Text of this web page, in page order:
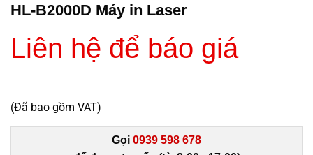
HL-B2000D Máy in Laser
Liên hệ để báo giá
(Đã bao gồm VAT)
Gọi 0939 598 678